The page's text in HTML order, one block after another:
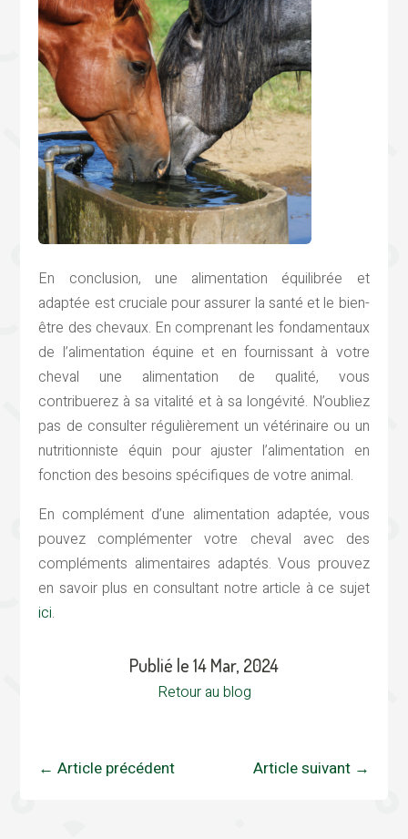
En conclusion, une alimentation équilibrée et
adaptée est cruciale pour assurer la santé et le bien-
être des chevaux. En comprenant les fondamentaux
de l’alimentation équine et en fournissant à votre
cheval une alimentation de qualité, vous
contribuerez à sa vitalité et à sa longévité. N’oubliez
pas de consulter régulièrement un vétérinaire ou un
nutritionniste équin pour ajuster l’alimentation en
fonction des besoins spécifiques de votre animal.
En complément d’une alimentation adaptée, vous
pouvez complémenter votre cheval avec des
compléments alimentaires adaptés. Vous prouvez
en savoir plus en consultant notre article à ce sujet
ici.
Publié le 14 Mar, 2024
Retour au blog
←Article précédent Article suivant→